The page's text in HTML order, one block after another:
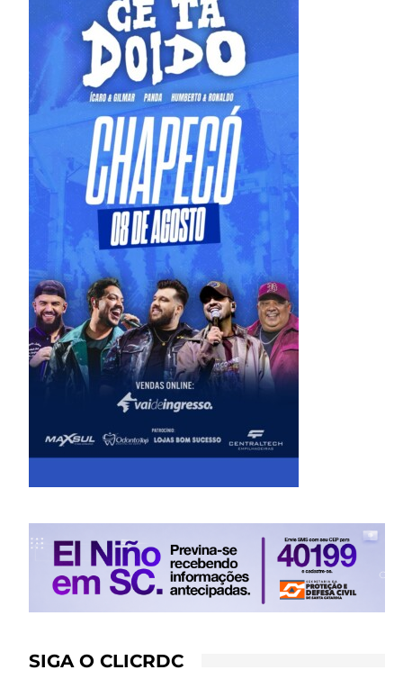
SIGA O CLICRDC